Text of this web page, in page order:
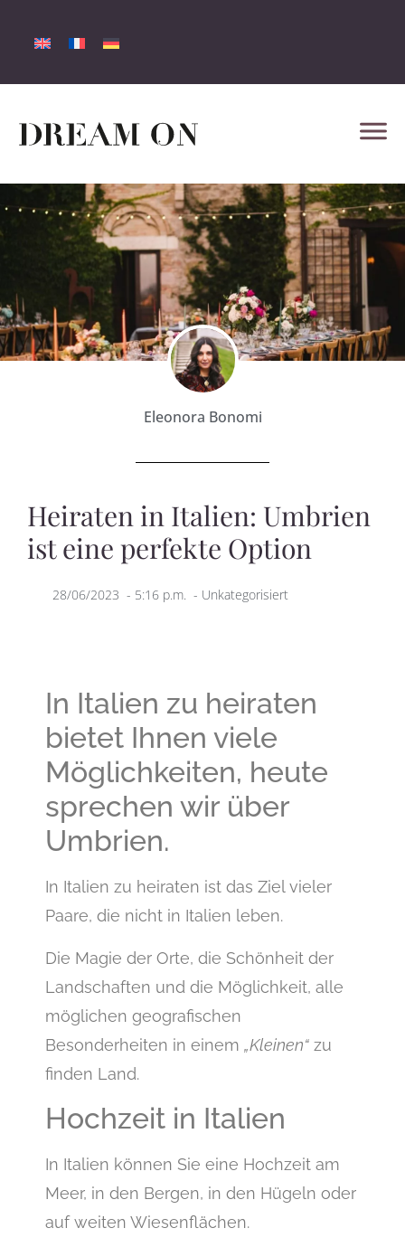
Eleonora Bonomi
Heiraten in Italien: Umbrien
ist eine perfekte Option
28/06/2023 - 5:16 p.m. - Unkategorisiert
In Italien zu heiraten
bietet Ihnen viele
Möglichkeiten, heute
sprechen wir über
Umbrien.
In Italien zu heiraten ist das Ziel vieler
Paare, die nicht in Italien leben.
Die Magie der Orte, die Schönheit der
Landschaften und die Möglichkeit, alle
möglichen geografischen
Besonderheiten in einem „Kleinen“ zu
finden Land.
Hochzeit in Italien
In Italien können Sie eine Hochzeit am
Meer, in den Bergen, in den Hügeln oder
auf weiten Wiesenflächen.